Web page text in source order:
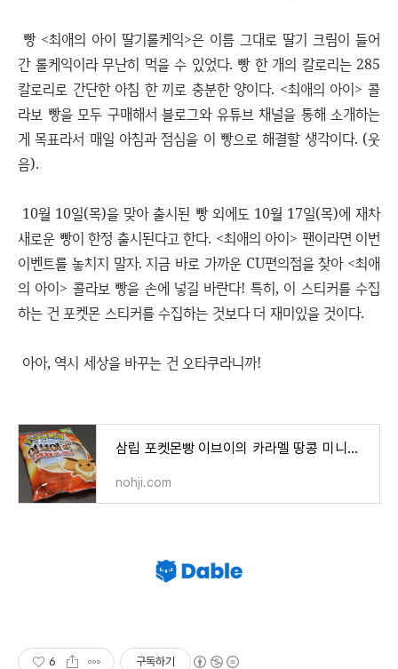
빵 <최애의 아이 딸기롤케익>은 이름 그대로 딸기 크림이 들어
간 롤케익이라 무난히 먹을 수 있었다. 빵 한 개의 칼로리는 285
칼로리로 간단한 아침 한 끼로 충분한 양이다. <최애의 아이> 콜
라보 빵을 모두 구매해서 블로그와 유튜브 채널을 통해 소개하는
게 목표라서 매일 아침과 점심을 이 빵으로 해결할 생각이다. (웃
음).
10월 10일(목)을 맞아 출시된 빵 외에도 10월 17일(목)에 재차
새로운 빵이 한정 출시된다고 한다. <최애의 아이> 팬이라면 이번
이벤트를 놓치지 말자. 지금 바로 가까운 CU편의점을 찾아 <최애
의 아이> 콜라보 빵을 손에 넣길 바란다! 특히, 이 스티커를 수집
하는 건 포켓몬 스티커를 수집하는 것보다 더 재미있을 것이다.
아아, 역시 세상을 바꾸는 건 오타쿠라니까!
삼립 포켓몬빵 이브이의 카라멜 땅콩 미니샌드 후기
nohji.com
6 구독하기